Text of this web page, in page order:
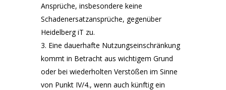
Ansprüche, insbesondere keine
Schadenersatzansprüche, gegenüber
Heidelberg iT zu.
Eine dauerhafte Nutzungseinschränkung
kommt in Betracht aus wichtigem Grund
oder bei wiederholten Verstößen im Sinne
von Punkt IV/4., wenn auch künftig ein